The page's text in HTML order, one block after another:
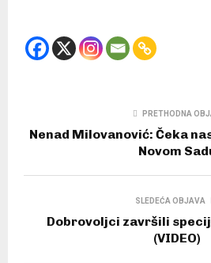
PRETHODNA
Nenad Milovanović: Čeka
Novom
SLEDEĆA OBJAVA
Dobrovoljci završili
(VIDEO)